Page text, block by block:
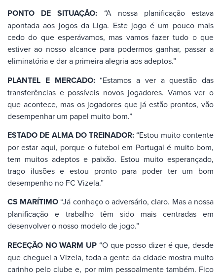
PONTO DE SITUAÇÃO: “A nossa planificação estava
apontada aos jogos da Liga. Este jogo é um pouco mais
cedo do que esperávamos, mas vamos fazer tudo o que
estiver ao nosso alcance para podermos ganhar, passar a
eliminatória e dar a primeira alegria aos adeptos.”
PLANTEL E MERCADO:“Estamos a ver a questão das
transferências e possíveis novos jogadores. Vamos ver o
que acontece, mas os jogadores que já estão prontos, vão
desempenhar um papel muito bom.”
ESTADO DE ALMA DO TREINADOR: “Estou muito contente
por estar aqui, porque o futebol em Portugal é muito bom,
tem muitos adeptos e paixão. Estou muito esperançado,
trago ilusões e estou pronto para poder ter um bom
desempenho no FC Vizela.”
CS MARÍTIMO “Já conheço o adversário, claro. Mas a nossa
planificação e trabalho têm sido mais centradas em
desenvolver o nosso modelo de jogo.”
RECEÇÃO NO WARM UP “O que posso dizer é que, desde
que cheguei a Vizela, toda a gente da cidade mostra muito
carinho pelo clube e, por mim pessoalmente também. Fico